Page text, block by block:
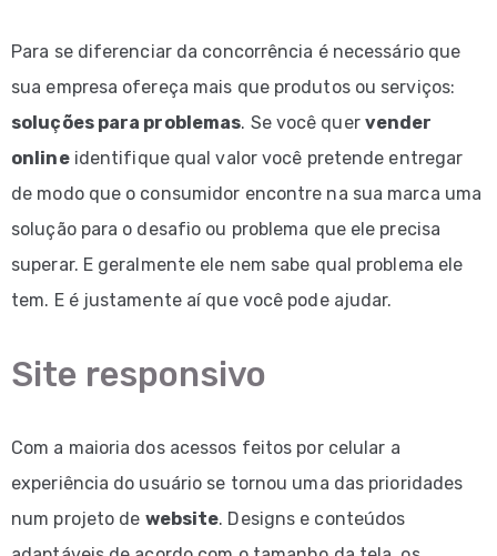
Para se diferenciar da concorrência é necessário que
sua empresa ofereça mais que produtos ou serviços:
soluções para problemas. Se você quer vender
onlineidentifique qual valor você pretende entregar
de modo que o consumidor encontre na sua marca uma
solução para o desafio ou problema que ele precisa
superar. E geralmente ele nem sabe qual problema ele
tem. E é justamente aí que você pode ajudar.
Site responsivo
Com a maioria dos acessos feitos por celular a
experiência do usuário se tornou uma das prioridades
num projeto de website. Designs e conteúdos